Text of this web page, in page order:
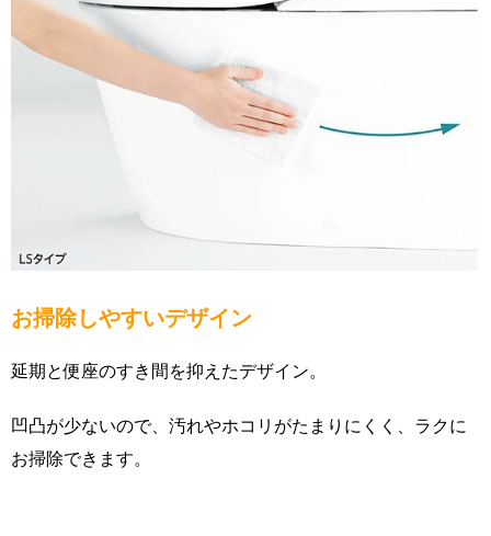
お掃除しやすいデザイン
延期と便座のすき間を抑えたデザイン。
凹凸が少ないので、汚れやホコリがたまりにくく、ラクに
お掃除できます。